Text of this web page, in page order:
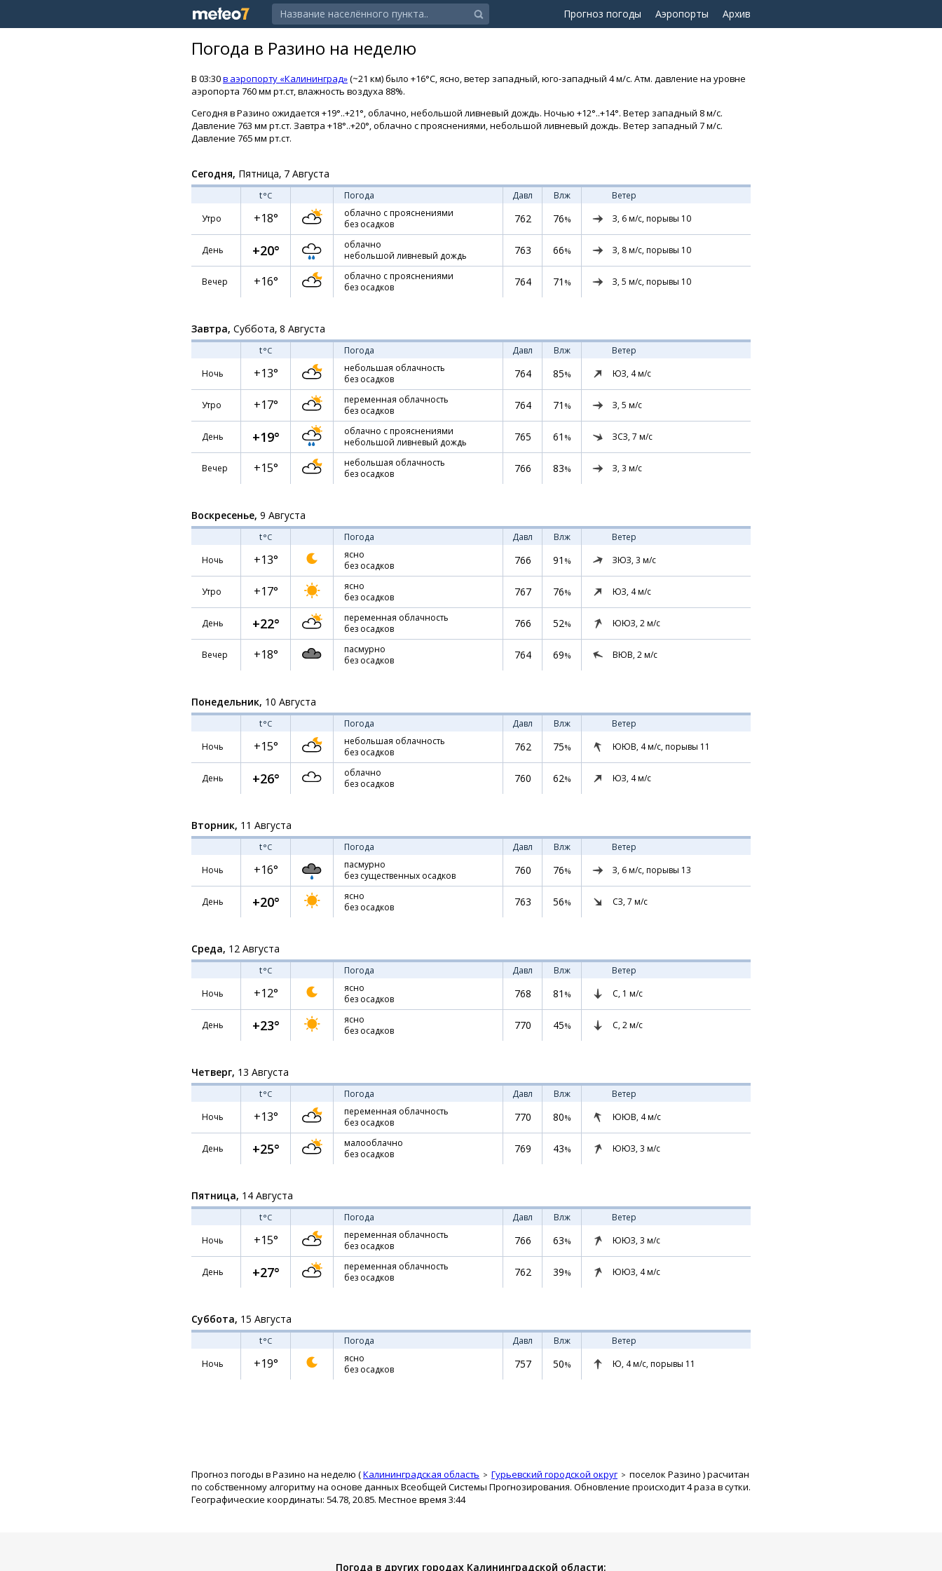
Прогноз погоды Аэропорты Архив
Погода в Разино на неделю
В 03:30в аэропорту «Калининград»(~21 км) было +16°C, ясно, ветер западный, юго-западный 4 м/с. Атм. давление на уровне
аэропорта 760 мм рт.ст, влажность воздуха 88%.
Сегодня в Разино ожидается +19°..+21°, облачно, небольшой ливневый дождь. Ночью +12°..+14°. Ветер западный 8 м/с.
Давление 763 мм рт.ст. Завтра +18°..+20°, облачно с прояснениями, небольшой ливневый дождь. Ветер западный 7 м/с.
Давление 765 мм рт.ст.
Сегодня, Пятница, 7 Августа
t°C Погода Давл Влж
Ветер
Утро
+18°
облачно с прояснениями
без осадков
762 76% З, 6м/с, порывы 10
День +20°
облачно
небольшой ливневый дождь
763 66% З, 8м/с, порывы 10
Вечер +16°
облачно с прояснениями
без осадков
764 71 % З, 5 м/с, порывы 10
Завтра, Суббота, 8 Августа
t°C Погода Давл Влж
Ветер
Ночь
+13°
небольшая облачность
без осадков
764 85% ЮЗ, 4м/с
Утро +17°
переменная облачность
без осадков
764 71 % З, 5 м/с
День +19°
облачно с прояснениями
небольшой ливневый дождь
765 61 % ЗСЗ, 7 м/с
Вечер +15°
небольшая облачность
без осадков
766 83% З, 3 м/с
Воскресенье, 9 Августа
t°C Погода Давл Влж
Ветер
Ночь
+13°
ясно
без осадков
766 91 % ЗЮЗ, 3 м/с
Утро +17°
ясно
без осадков
767 76% ЮЗ, 4м/с
День +22°
переменная облачность
без осадков
766 52% ЮЮЗ, 2м/с
Вечер +18°
пасмурно
без осадков
764 69% ВЮВ, 2м/с
Понедельник, 10 Августа
t°C Погода Давл Влж
Ветер
Ночь
+15°
небольшая облачность
без осадков
762 75% ЮЮВ, 4м/с, порывы 11
День +26°
облачно
без осадков
760 62% ЮЗ, 4м/с
Вторник, 11 Августа
t°C Погода Давл Влж
Ветер
Ночь
+16°
пасмурно
без существенных осадков
760 76% З, 6м/с, порывы 13
День +20°
ясно
без осадков
763 56% СЗ, 7 м/с
Среда, 12 Августа
t°C Погода Давл Влж
Ветер
Ночь
+12°
ясно
без осадков
768 81 % С, 1 м/с
День +23°
ясно
без осадков
770 45% С, 2м/с
Четверг, 13 Августа
t°C Погода Давл Влж
Ветер
Ночь
+13°
переменная облачность
без осадков
770 80% ЮЮВ, 4м/с
День +25°
малооблачно
без осадков
769 43% ЮЮЗ, 3 м/с
Пятница, 14 Августа
t°C Погода Давл Влж
Ветер
Ночь
+15°
переменная облачность
без осадков
766 63% ЮЮЗ, 3 м/с
День +27°
переменная облачность
без осадков
762 39% ЮЮЗ, 4м/с
Суббота, 15 Августа
t°C Погода Давл Влж
Ветер
Ночь
+19°
ясно
без осадков
757 50% Ю, 4м/с, порывы 11
Прогноз погоды в Разино на неделю (Калининградская область Гурьевский городской округ поселок Разино ) расчитан
по собственному алгоритму на основе данных Всеобщей Системы Прогнозирования. Обновление происходит 4 раза в сутки.
Географические координаты: 54.78, 20.85. Местное время 3:44
Погода в других городах Калининградской области: